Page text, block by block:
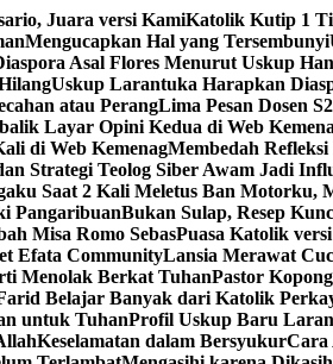
Juara versi KamiKatolik Kutip 1
Mengucapkan Hal yang Tersembunyi
Asal Flores Menurut Uskup
Uskup Larantuka Harapkan
atau PerangLima Pesan Dosen
Layar Opini Kedua di Web
di Web KemenagMembedah
Strategi Teolog Siber Awam Jadi
Saat 2 Kali Meletus Ban Motorku,
PangaribuanBukan Sulap, Resep
Misa Romo SebasPuasa Katolik
Efata CommunityLansia Merawat
Menolak Berkat TuhanPastor
Belajar Banyak dari Katolik
untuk TuhanProfil Uskup Baru
Keselamatan dalam BersyukurCara